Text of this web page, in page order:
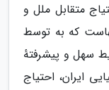
متقابل ملل و
که به توسط
سهل و پیشرفتهٔ
ایران، احتیاج